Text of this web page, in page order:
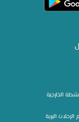
الخارجية
الرحلات البرية